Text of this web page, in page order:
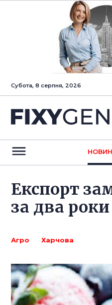
Субота, 8 серпня, 2026
Експорт
за два роки
Агро Харчова